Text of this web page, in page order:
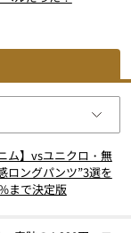
ム】vsユニクロ・無
ロングパンツ”3選を
まで決定版